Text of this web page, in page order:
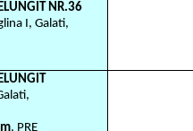
NR.36
I, Galati,
, PRE